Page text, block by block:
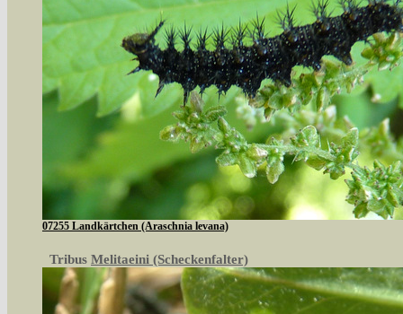
07255 Landkärtchen (Araschnia levana)
Tribus Melitaeini (Scheckenfalter)